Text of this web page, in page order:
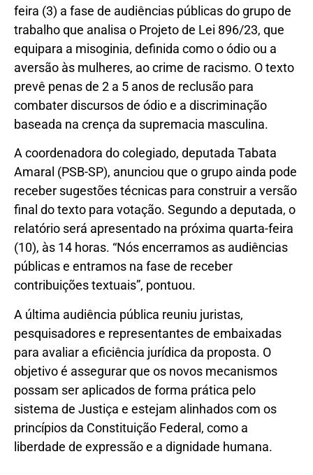
feira (3) a fase de audiências públicas do grupo de
trabalho que analisa o Projeto de Lei 896/23, que
equipara a misoginia, definida como o ódio ou a
aversão às mulheres, ao crime de racismo. O texto
prevê penas de 2 a 5 anos de reclusão para
combater discursos de ódio e a discriminação
baseada na crença da supremacia masculina.
A coordenadora do colegiado, deputada Tabata
Amaral (PSB-SP), anunciou que o grupo ainda pode
receber sugestões técnicas para construir a versão
final do texto para votação. Segundo a deputada, o
relatório será apresentado na próxima quarta-feira
(10), às 14 horas. “Nós encerramos as audiências
públicas e entramos na fase de receber
contribuições textuais”, pontuou.
A última audiência pública reuniu juristas,
pesquisadores e representantes de embaixadas
para avaliar a eficiência jurídica da proposta. O
objetivo é assegurar que os novos mecanismos
possam ser aplicados de forma prática pelo
sistema de Justiça e estejam alinhados com os
princípios da Constituição Federal, como a
liberdade de expressão e a dignidade humana.